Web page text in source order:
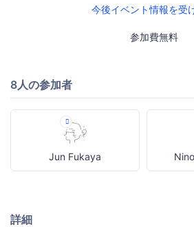
今後イベント情報を受
参加費無料
8人の参加者
Jun Fukaya
詳細